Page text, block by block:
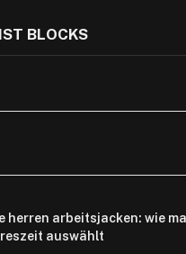
BLOCKS
herren arbeitsjacken: wie
auswählt